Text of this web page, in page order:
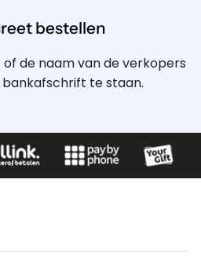
bestellen
de naam van de verkopers
te staan.